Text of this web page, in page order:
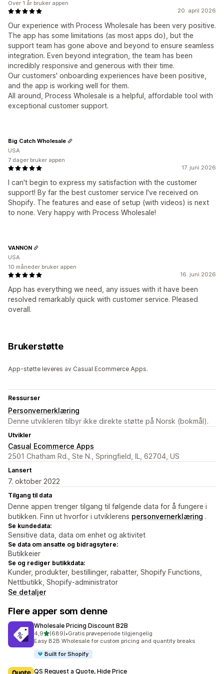
20. april 2026
Our experience with Process Wholesale has been very positive.
The app has some limitations (as most apps do), but the
support team has gone above and beyond to ensure seamless
integration. Even beyond integration, the team has been
incredibly responsive and generous with their time.
Our customers' onboarding experiences have been positive,
and the app is working well for them.
All around, Process Wholesale is a helpful, affordable tool with
exceptional customer support.
Over 1 år bruker appen
17. juni 2026
I can't begin to express my satisfaction with the customer
support! By far the best customer service I've received on
Shopify. The features and ease of setup (with videos) is next
to none. Very happy with Process Wholesale!
Big Catch Wholesale
USA
7 dager bruker appen
16. juni 2026
App has everything we need, any issues with it have been
resolved remarkably quick with customer service. Pleased
overall.
VANNON
USA
10 måneder bruker appen
Brukerstøtte
App-støtte leveres av Casual Ecommerce Apps.
Ressurser
Personvernerklæring
Denne utvikleren tilbyr ikke direkte støtte på Norsk (bokmål).
Utvikler
Casual Ecommerce Apps
2501 Chatham Rd., Ste N., Springfield, IL, 62704, US
Lansert
7. oktober 2022
Tilgang til data
Denne appen trenger tilgang til følgende data for å fungere i
butikken. Finn ut hvorfor i utviklerens personvernerklæring .
Se kundedata:
Sensitive data, data om enhet og aktivitet
Se data om ansatte og bidragsytere:
Butikkeier
Se og rediger butikkdata:
Kunder, produkter, bestillinger, rabatter, Shopify Functions,
Nettbutikk, Shopify-administrator
Se detaljer
Flere apper som denne
Wholesale Pricing Discount B2B
4,9av 5 stjerner
(689)
Totalt 689 omtaler
•Gratis prøveperiode tilgjengelig
Easy B2B Wholesale for custom pricing and quantity breaks
Built for Shopify
QS Request a Quote, Hide Price